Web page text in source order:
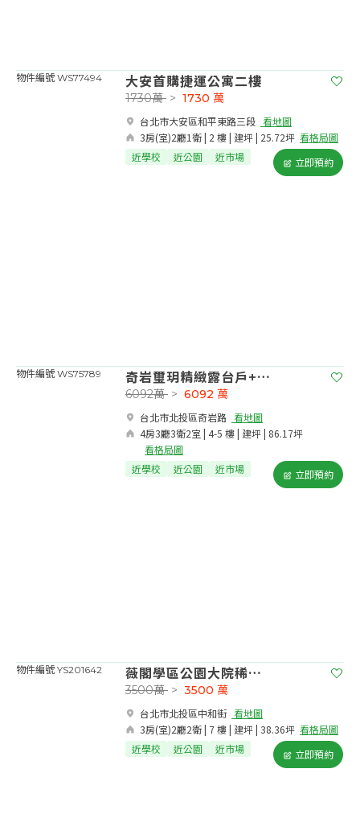
物件編號 WS77494 大安首購捷運公寓二樓
台北市大安區和平東路三段​ 看地圖
3房(室)2廳1衛 | 2 樓 | 建坪 | 25.72坪 看格局圖
1730萬 > 1730 萬
近學校 近公園 近市場 立即預約
物件編號 WS75789 奇岩璽玥精緻露台戶+車位
台北市北投區奇岩路​ 看地圖
4房3廳3衛2室 | 4-5 樓 | 建坪 | 86.17坪
看格局圖
6092萬 > 6092 萬
近學校 近公園 近市場 立即預約
物件編號 YS201642 薇閣學區公園大院稀有三房車
台北市北投區中和街​ 看地圖
3房(室)2廳2衛 | 7 樓 | 建坪 | 38.36坪 看格局圖
3500萬 > 3500 萬
近學校 近公園 近市場 立即預約